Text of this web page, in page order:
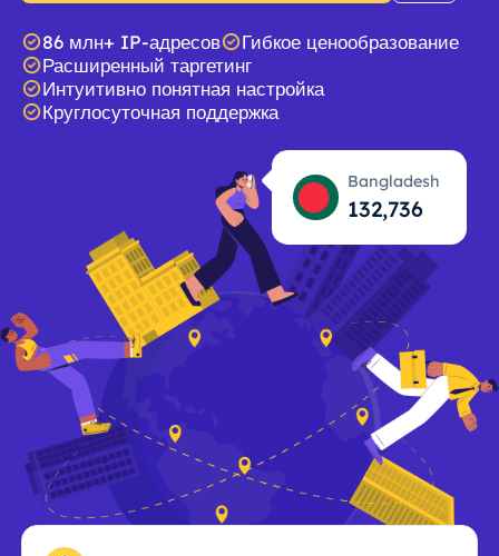
86 млн+ IP-адресов
Гибкое ценообразование
Расширенный таргетинг
Интуитивно понятная настройка
Круглосуточная поддержка
Bangladesh
132,737